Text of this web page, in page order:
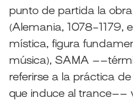
punto de partida la
(Alemania, 1078-1179,
mística, figura
música), SAMA
referirse a la práctica
que induce al trance––